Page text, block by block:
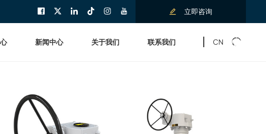
立即咨询
新闻中心 关于我们 联系我们 CN